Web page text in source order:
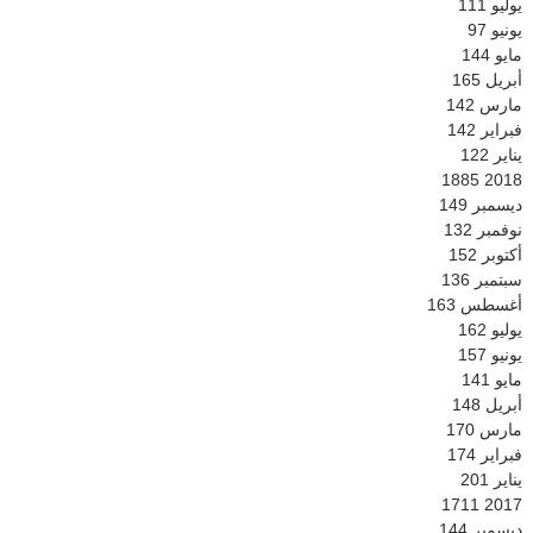
يوليو 111
يونيو 97
مايو 144
أبريل 165
مارس 142
فبراير 142
يناير 122
2018
1885
ديسمبر 149
نوفمبر 132
أكتوبر 152
سبتمبر 136
أغسطس 163
يوليو 162
يونيو 157
مايو 141
أبريل 148
مارس 170
فبراير 174
يناير
201
2017
1711